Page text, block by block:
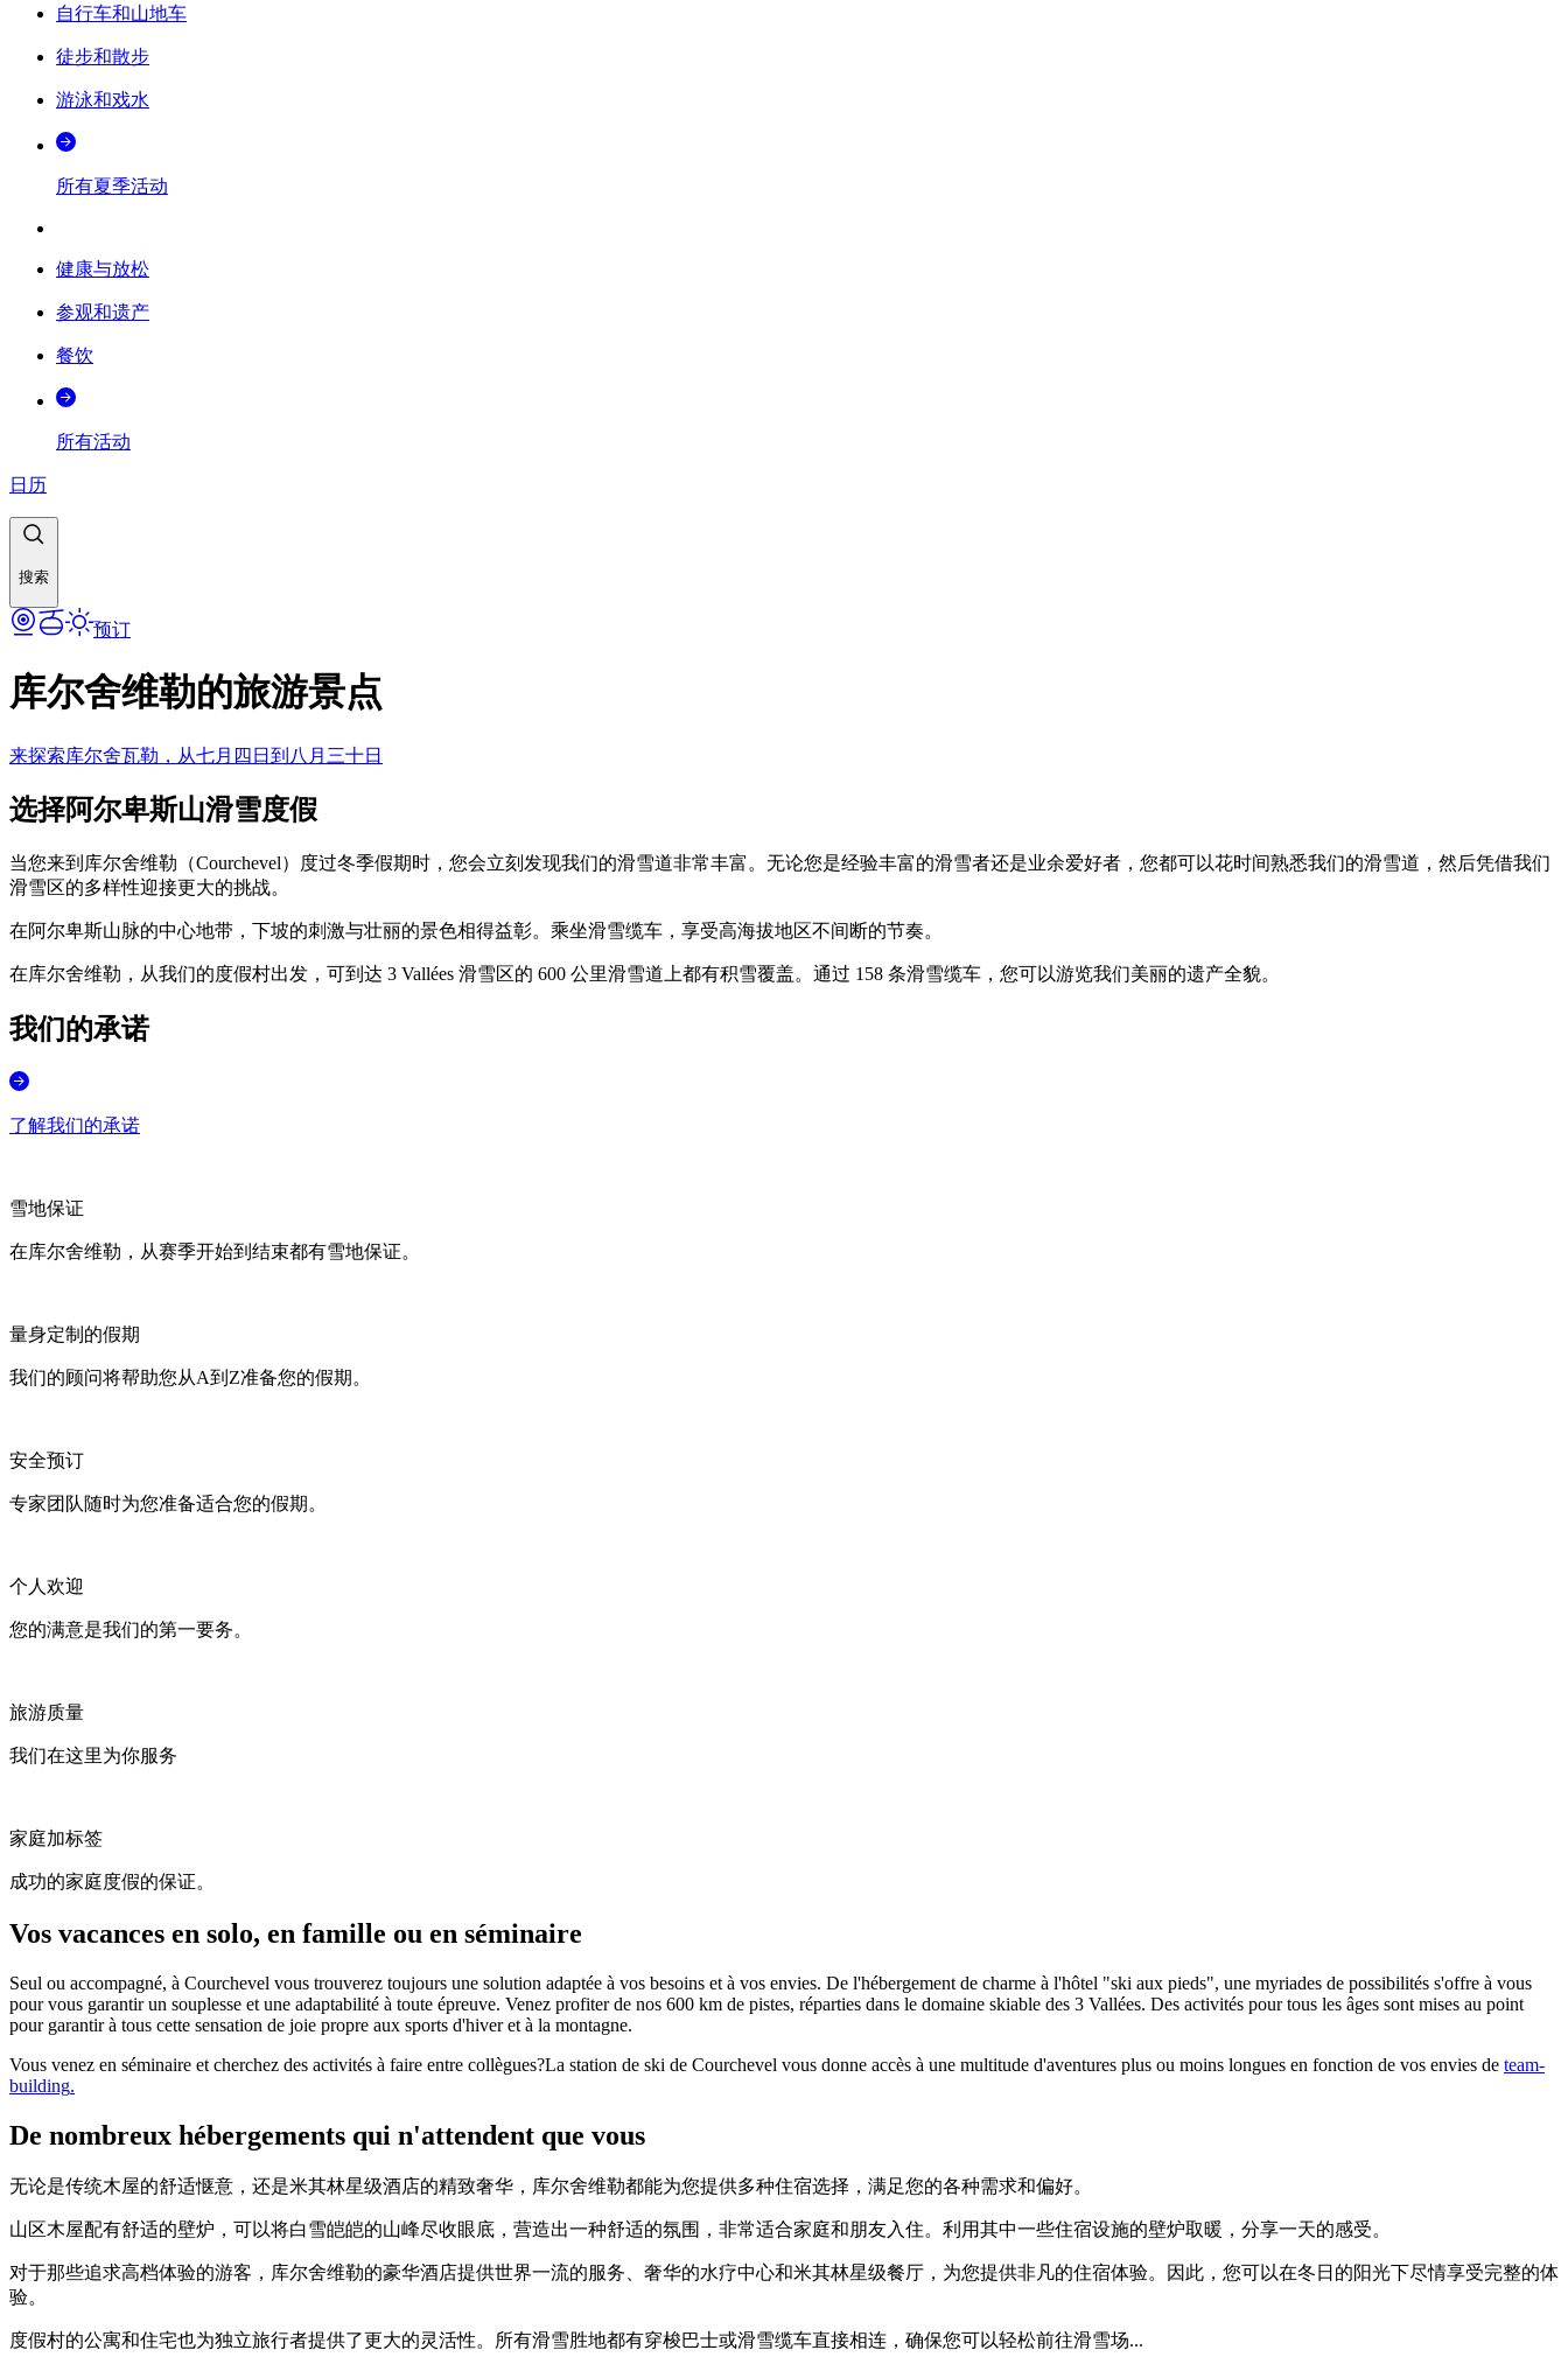
自行车和山地车
徒步和散步
游泳和戏水
所有夏季活动
健康与放松
参观和遗产
餐饮
所有活动
日历
搜索
预订
库尔舍维勒的旅游景点
来探索库尔舍瓦勒，从七月四日到八月三十日
选择阿尔卑斯山滑雪度假
当您来到库尔舍维勒（Courchevel）度过冬季假期时，您会立刻发现我们的滑雪道非常丰富。无论您是经验丰富的滑雪者还是业余爱好者，您都可以花时间熟悉我们的滑雪道，然后凭借我们
滑雪区的多样性迎接更大的挑战。
在阿尔卑斯山脉的中心地带，下坡的刺激与壮丽的景色相得益彰。乘坐滑雪缆车，享受高海拔地区不间断的节奏。
在库尔舍维勒，从我们的度假村出发，可到达 3 Vallées 滑雪区的 600 公里滑雪道上都有积雪覆盖。通过 158 条滑雪缆车，您可以游览我们美丽的遗产全貌。
我们的承诺
了解我们的承诺
雪地保证
在库尔舍维勒，从赛季开始到结束都有雪地保证。
量身定制的假期
我们的顾问将帮助您从A到Z准备您的假期。
安全预订
专家团队随时为您准备适合您的假期。
个人欢迎
您的满意是我们的第一要务。
旅游质量
我们在这里为你服务
家庭加标签
成功的家庭度假的保证。
Vos vacances en solo, en famille ou en séminaire
Seul ou accompagné, à Courchevel vous trouverez toujours une solution adaptée à vos besoins et à vos envies. De l'hébergement de charme à l'hôtel "ski aux pieds", une myriades de possibilités s'offre à vous
pour vous garantir un souplesse et une adaptabilité à toute épreuve. Venez profiter de nos 600 km de pistes, réparties dans le domaine skiable des 3 Vallées. Des activités pour tous les âges sont mises au point
pour garantir à tous cette sensation de joie propre aux sports d'hiver et à la montagne.
Vous venez en séminaire et cherchez des activités à faire entre collègues?La station de ski de Courchevel vous donne accès à une multitude d'aventures plus ou moins longues en fonction de vos envies de team-
building.
De nombreux hébergements qui n'attendent que vous
无论是传统木屋的舒适惬意，还是米其林星级酒店的精致奢华，库尔舍维勒都能为您提供多种住宿选择，满足您的各种需求和偏好。
山区木屋配有舒适的壁炉，可以将白雪皑皑的山峰尽收眼底，营造出一种舒适的氛围，非常适合家庭和朋友入住。利用其中一些住宿设施的壁炉取暖，分享一天的感受。
对于那些追求高档体验的游客，库尔舍维勒的豪华酒店提供世界一流的服务、奢华的水疗中心和米其林星级餐厅，为您提供非凡的住宿体验。因此，您可以在冬日的阳光下尽情享受完整的体
验。
度假村的公寓和住宅也为独立旅行者提供了更大的灵活性。所有滑雪胜地都有穿梭巴士或滑雪缆车直接相连，确保您可以轻松前往滑雪场...